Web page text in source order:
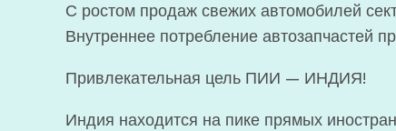
С ростом продаж свежих автомобилей
Внутреннее потребление автозапчастей
Привлекательная цель ПИИ — ИНДИЯ!
Индия находится на пике прямых